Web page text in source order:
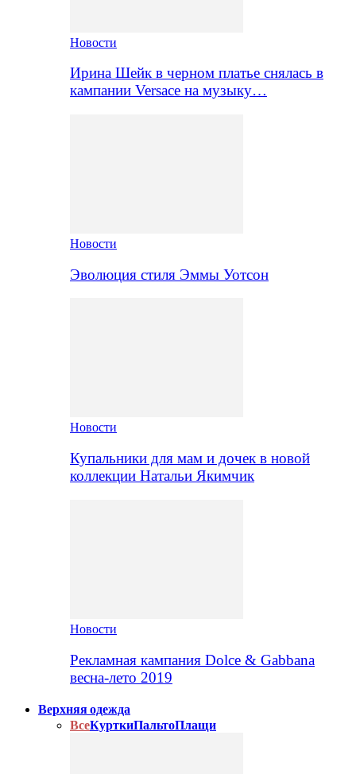
Новости
Ирина Шейк в черном платье снялась в
кампании Versace на музыку…
Новости
Эволюция стиля Эммы Уотсон
Новости
Купальники для мам и дочек в новой
коллекции Натальи Якимчик
Новости
Рекламная кампания Dolce & Gabbana
весна-лето 2019
Верхняя одежда
ВсеКурткиПальтоПлащи